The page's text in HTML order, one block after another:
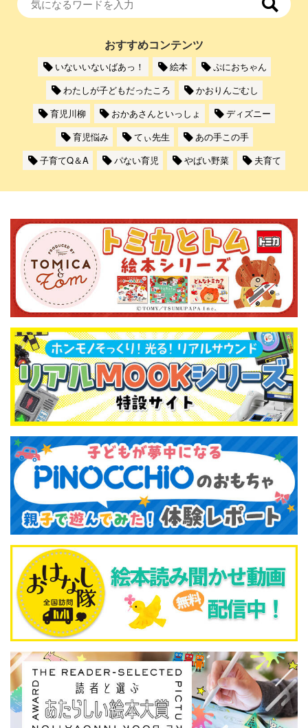
おすすめコンテンツ
いないいないばあっ！ 絵本
ぷにおちゃん
わたしが子どもだったころ
かおりんごむし
育児川柳
おかあさんといっしょ
ディズニー
育児悩み
てぃ先生
あの手この手
子育てQ＆A
パない育児 やばい野菜 夫育て